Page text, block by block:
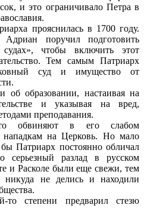
и это ограничивало Петра в
прояснилась в 1700 году.
поручил подготовить
чтобы включить этот
Тем самым Патриарх
суд и имущество от
об образовании, настаивая на
и указывая на вред,
преподавания.
обвиняют в его слабом
нападкам на Церковь. Но мало
Патриарх постоянно обличал
разлад в русском
и Расколе были еще свежи, тем
никуда не делись и находили
степени предварил стезю